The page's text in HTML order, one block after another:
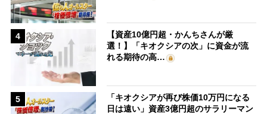
4
【資産10億円超・かんちさんが厳
選！】「キオクシアの次」に資金が流
れる期待の高…
5
「キオクシアが再び株価10万円になる
日は遠い」資産3億円超のサラリーマン